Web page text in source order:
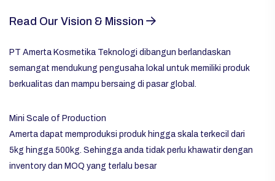
Read Our Vision & Mission
PT Amerta Kosmetika Teknologi dibangun berlandaskan
semangat mendukung pengusaha lokal untuk memiliki produk
berkualitas dan mampu bersaing di pasar global.
Mini Scale of Production
Amerta dapat memproduksi produk hingga skala terkecil dari
5kg hingga 500kg. Sehingga anda tidak perlu khawatir dengan
inventory dan MOQ yang terlalu besar